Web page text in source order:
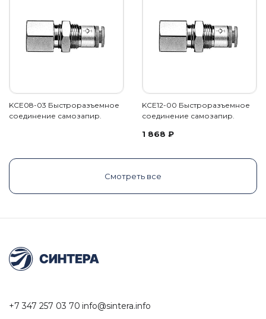
KCE08-03 Быстроразъемное
соединение самозапир.
KCE12-00 Быстроразъемное
соединение самозапир.
1 868 ₽
Смотреть все
+7 347 257 03 70 info@sintera.info